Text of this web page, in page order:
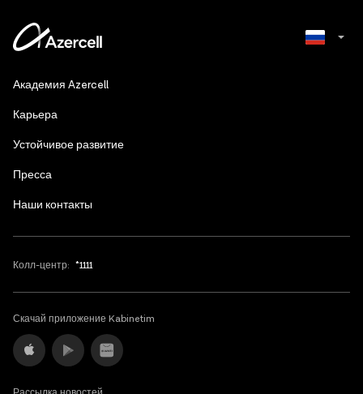
Академия Azercell
Карьера
Устойчивое развитие
Пресса
Наши контакты
Колл-центр: *1111
Скачай приложение Kabinetim